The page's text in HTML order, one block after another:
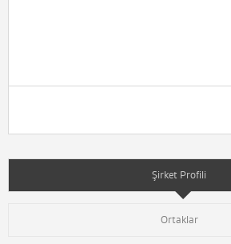
Şirket Profili
Ortaklar